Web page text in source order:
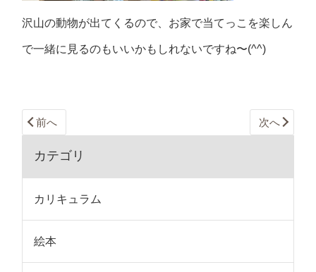
沢山の動物が出てくるので、お家で当てっこを楽しん
で一緒に見るのもいいかもしれないですね〜(^^)
前へ 次へ
カテゴリ
カリキュラム
絵本